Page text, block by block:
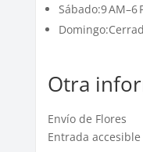
Sábado:9 AM–6
Otra
Envío de Flores
Entrada